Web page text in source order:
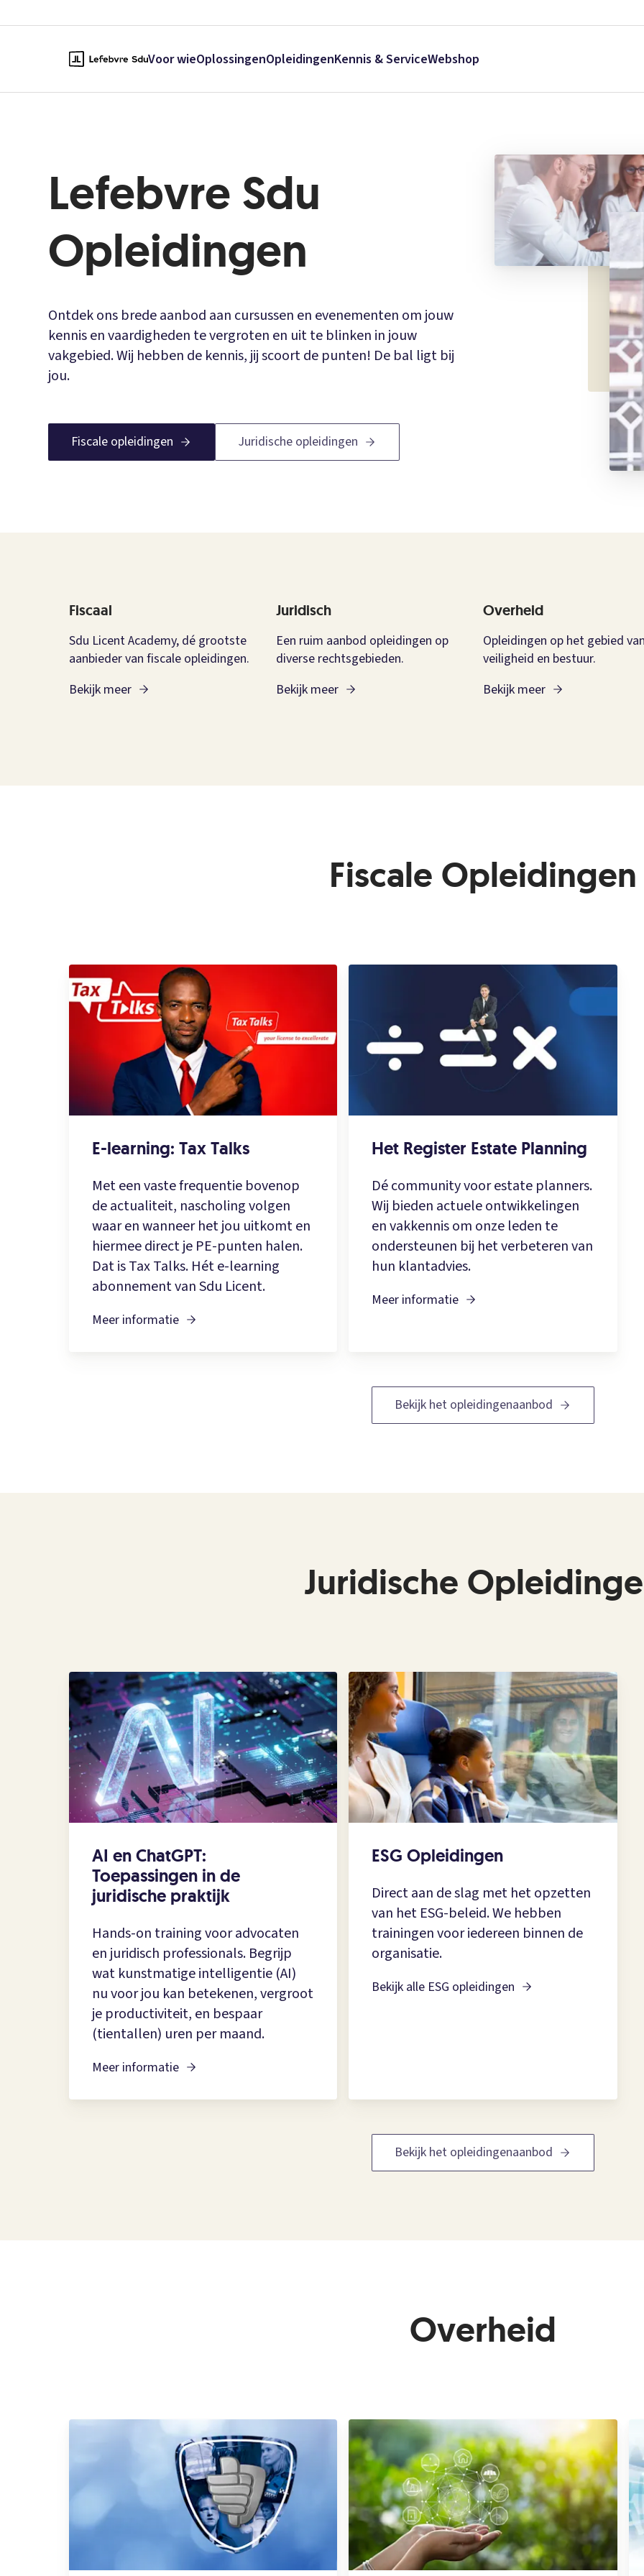
Voor wieOplossingenOpleidingenKennis & ServiceWebshop
Lefebvre Sdu
Opleidingen
Ontdek ons brede aanbod aan cursussen en evenementen om jouw
kennis en vaardigheden te vergroten en uit te blinken in jouw
vakgebied. Wij hebben de kennis, jij scoort de punten! De bal ligt bij
jou.
Fiscale opleidingen Juridische opleidingen
Fiscaal
Sdu Licent Academy, dé grootste
aanbieder van fiscale opleidingen.
Bekijk meer
Juridisch
Een ruim aanbod opleidingen op
diverse rechtsgebieden.
Bekijk meer
Overheid
Opleidingen op het gebied
veiligheid en bestuur.
Bekijk meer
Fiscale Opleidingen
E-learning: Tax Talks
Met een vaste frequentie bovenop
de actualiteit, nascholing volgen
waar en wanneer het jou uitkomt en
hiermee direct je PE-punten halen.
Dat is Tax Talks. Hét e-learning
abonnement van Sdu Licent.
Meer informatie
Het Register Estate Planning
Dé community voor estate planners.
Wij bieden actuele ontwikkelingen
en vakkennis om onze leden te
ondersteunen bij het verbeteren van
hun klantadvies.
Meer informatie
Bekijk het opleidingenaanbod
Juridische
AI en ChatGPT:
Toepassingen in de
juridische praktijk
Hands-on training voor advocaten
en juridisch professionals. Begrijp
wat kunstmatige intelligentie (AI)
nu voor jou kan betekenen, vergroot
je productiviteit, en bespaar
(tientallen) uren per maand.
Meer informatie
ESG Opleidingen
Direct aan de slag met het opzetten
van het ESG-beleid. We hebben
trainingen voor iedereen binnen de
organisatie.
Bekijk alle ESG opleidingen
Bekijk het opleidingenaanbod
Overheid